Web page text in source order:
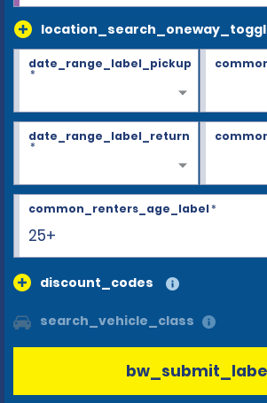
date_range_label_pickup
*
date_range_label_return
*
25+
common_renters_age_label*
discount_codes
search_vehicle_class